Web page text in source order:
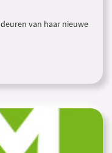
van haar nieuwe